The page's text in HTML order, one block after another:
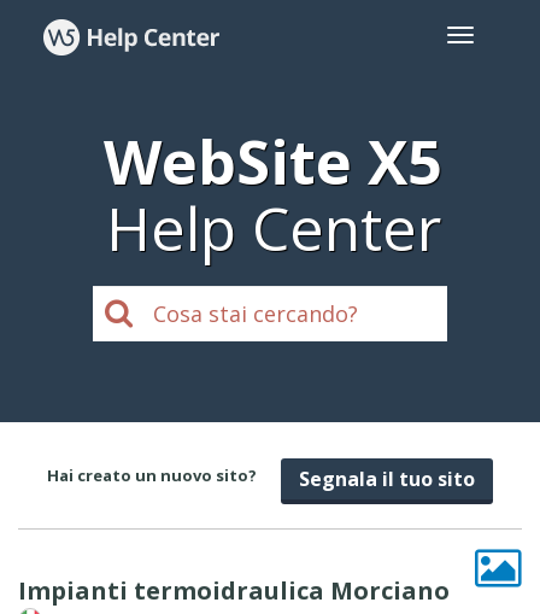
WebSite X5
Help Center
Hai creato un nuovo sito? Segnala il tuo sito
Impianti termoidraulica Morciano